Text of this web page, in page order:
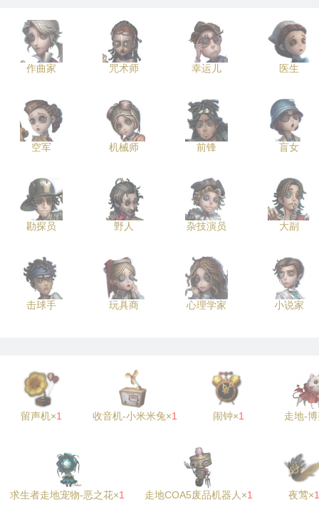
作曲家 咒术师 幸运儿 医生
空军 机械师 前锋 盲女
勘探员 野人 杂技演员 大副
击球手 玩具商 心理学家 小说家
留声机×1 收音机-小米米兔×1 闹钟×1 走地-
求生者走地宠物-恶之花×1 走地COA5废品机器人×1 夜莺×1